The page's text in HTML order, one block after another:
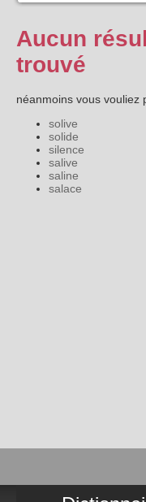
Aucun
trouvé
néanmoins vous vouliez
solive
solide
silence
salive
saline
salace